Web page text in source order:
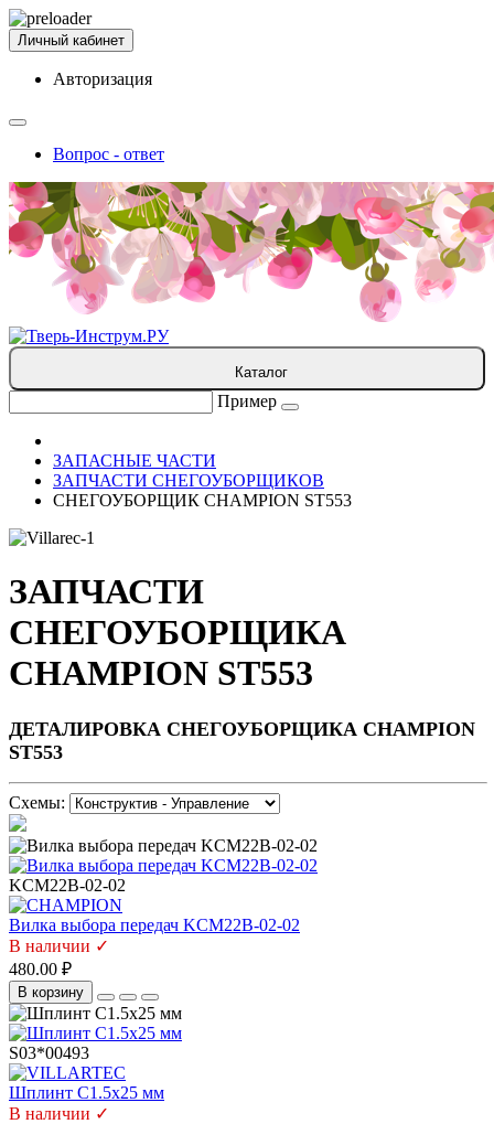
Личный кабинет
Авторизация
Вопрос - ответ
Каталог
Пример
ЗАПАСНЫЕ ЧАСТИ
ЗАПЧАСТИ СНЕГОУБОРЩИКОВ
СНЕГОУБОРЩИК CHAMPION ST553
ЗАПЧАСТИ
СНЕГОУБОРЩИКА
CHAMPION ST553
ДЕТАЛИРОВКА СНЕГОУБОРЩИКА CHAMPION
ST553
Схемы:
KCM22B-02-02
Вилка выбора передач KCM22B-02-02
В наличии ✓
480.00 ₽
В корзину
S03*00493
Шплинт C1.5х25 мм
В наличии ✓